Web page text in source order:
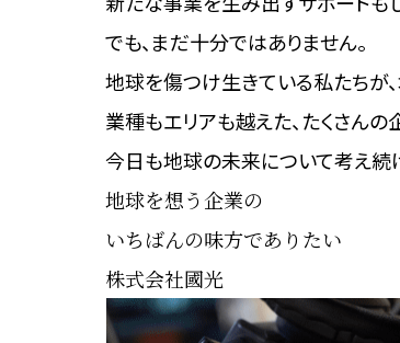
でも、まだ十分ではありません。
地球を傷つけ生きている私たちが、
業種もエリアも越えた、 たくさんの
今日も地球の未来について考え続
地球を想う企業の
いちばんの味方でありたい
株式会社國光